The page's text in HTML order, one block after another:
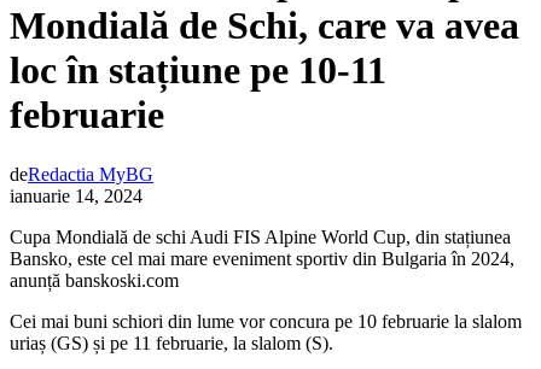
Mondială de Schi, care va avea
loc în stațiune pe 10-11
februarie
deRedactia MyBG
ianuarie 14, 2024
Cupa Mondială de schi Audi FIS Alpine World Cup, din stațiunea
Bansko, este cel mai mare eveniment sportiv din Bulgaria în 2024,
anunță banskoski.com
Cei mai buni schiori din lume vor concura pe 10 februarie la slalom
uriaș (GS) și pe 11 februarie, la slalom (S).